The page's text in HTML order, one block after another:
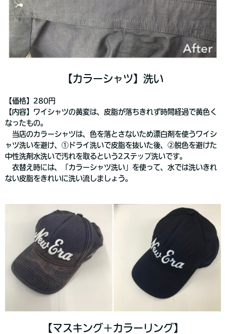
【カラーシャツ】洗い
【価格】280円
【内容】ワイシャツの黄変は、皮脂が落ちきれず時間経過で黄色く
なったもの。
当店のカラーシャツは、色を落とさないため漂白剤を使うワイシ
ャツ洗いを避け、①ドライ洗いで皮脂を抜いた後、②脱色を避けた
中性洗剤水洗いで汚れを取るという2ステップ洗いです。
衣替え時には、「カラーシャツ洗い」を使って、水では洗いきれ
ない皮脂をきれいに洗い流しましょう。
【マスキング＋カラーリング】